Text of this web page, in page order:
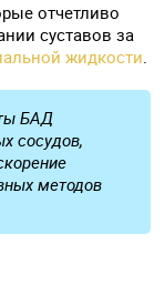
отчетливо
суставов за
жидкости.
БАД
сосудов,
методов